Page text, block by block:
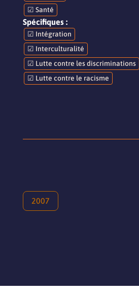
☑ Santé
Spécifiques :
☑ Intégration
☑ Interculturalité
☑ Lutte contre les discriminations
☑ Lutte contre le racisme
2007